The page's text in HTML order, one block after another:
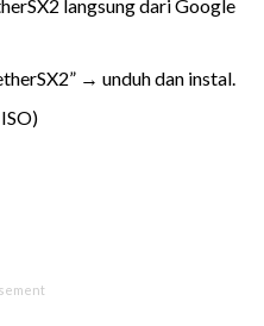
langsung dari Google
→ unduh dan instal.